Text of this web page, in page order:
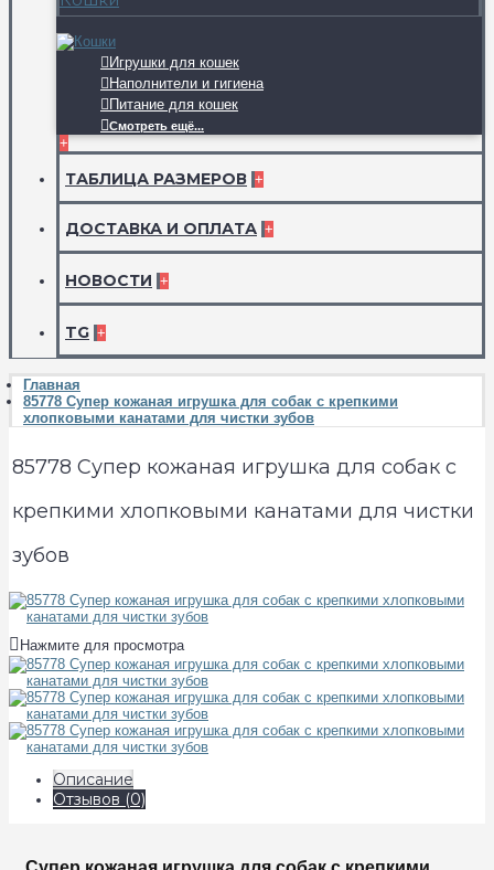
Игрушки для кошек
Наполнители и гигиена
Питание для кошек
Смотреть ещё...
+
ТАБЛИЦА РАЗМЕРОВ +
ДОСТАВКА И ОПЛАТА +
НОВОСТИ +
TG +
Главная
85778 Супер кожаная игрушка для собак с крепкими
хлопковыми канатами для чистки зубов
85778 Супер кожаная игрушка для собак с
крепкими хлопковыми канатами для чистки
зубов
Нажмите для просмотра
Описание
Отзывов (0)